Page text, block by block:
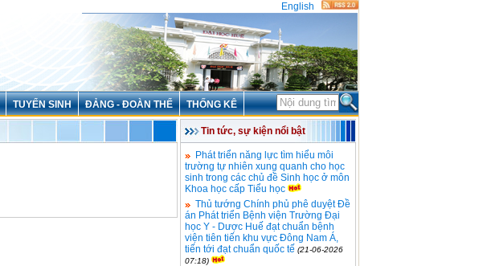
English
TUYỂN SINH ĐẢNG - ĐOÀN THỂ THỐNG KÊ
Tin tức, sự kiện nổi bật
Phát triển năng lực tìm hiểu môi
trường tự nhiên xung quanh cho học
sinh trong các chủ đề Sinh học ở môn
Khoa học cấp Tiểu học
Thủ tướng Chính phủ phê duyệt Đề
án Phát triển Bệnh viện Trường Đại
học Y - Dược Huế đạt chuẩn bệnh
viện tiên tiến khu vực Đông Nam Á,
tiến tới đạt chuẩn quốc tế (21-06-2026
07:18)